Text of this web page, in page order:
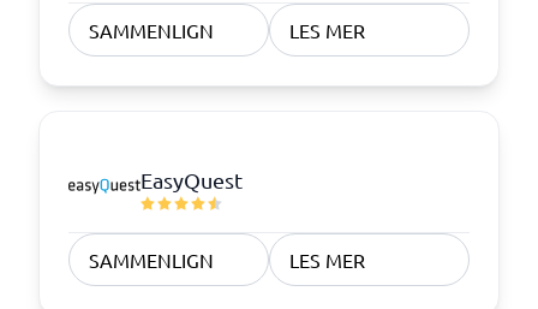
SAMMENLIGN LES MER
EasyQuest
SAMMENLIGN LES MER